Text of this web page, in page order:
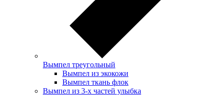
Вымпел треугольный
Вымпел из экокожи
Вымпел ткань флок
Вымпел из 3-х частей улыбка